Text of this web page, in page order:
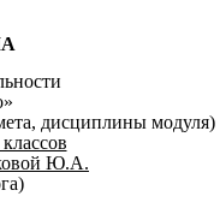
дисциплины модуля)
Ю.А.